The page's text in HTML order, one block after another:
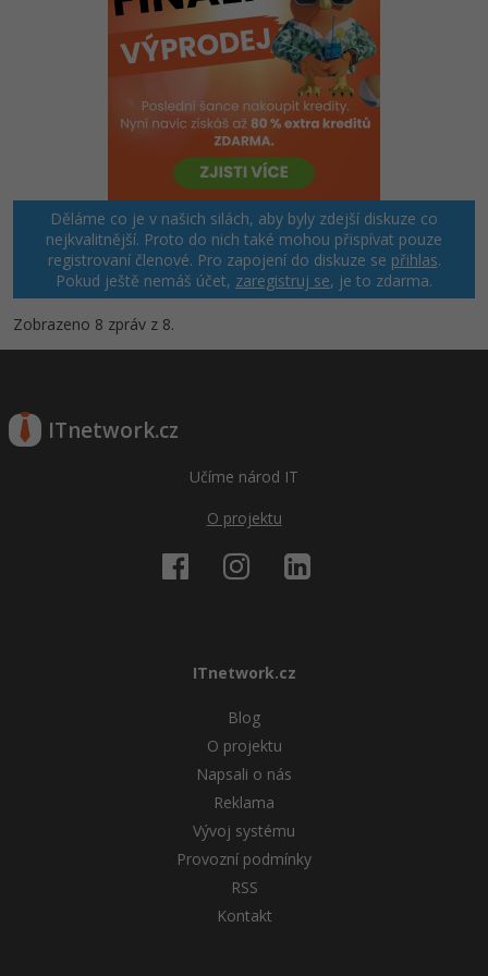
Děláme co je v našich silách, aby byly zdejší diskuze co
nejkvalitnější. Proto do nich také mohou přispívat pouze
registrovaní členové. Pro zapojení do diskuze se přihlas.
Pokud ještě nemáš účet, zaregistruj se, je to zdarma.
Zobrazeno 8 zpráv z 8.
ITnetwork.cz
Učíme národ IT
O projektu
ITnetwork.cz
Blog
O projektu
Napsali o nás
Reklama
Vývoj systému
Provozní podmínky
RSS
Kontakt